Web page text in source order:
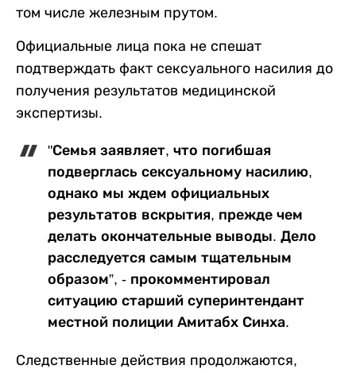
том числе железным прутом.
Официальные лица пока не спешат
подтверждать факт сексуального насилия до
получения результатов медицинской
экспертизы.
"Семья заявляет, что погибшая
подверглась сексуальному насилию,
однако мы ждем официальных
результатов вскрытия, прежде чем
делать окончательные выводы. Дело
расследуется самым тщательным
образом”, - прокомментировал
ситуацию старший суперинтендант
местной полиции Амитабх Синха.
Следственные действия продолжаются,